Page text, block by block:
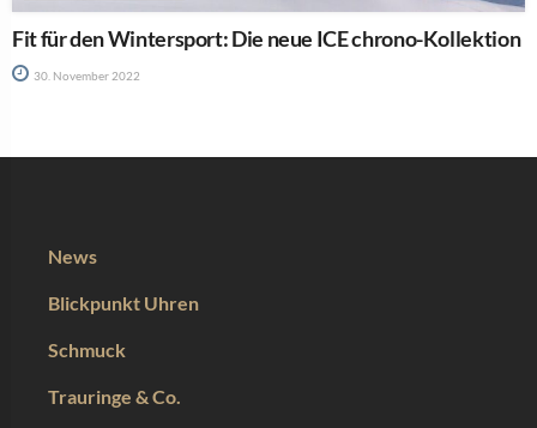
Fit für den Wintersport: Die neue ICE chrono-Kollektion
30. November 2022
News
Blickpunkt Uhren
Schmuck
Trauringe & Co.